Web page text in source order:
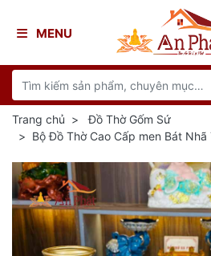
MENU
Trang chủ
Đồ Thờ Gốm Sứ
Bộ Đồ Thờ Cao Cấp men Bát